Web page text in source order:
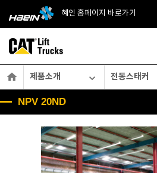
혜인 홈페이지 바로가기
 제품소개  전동스태커
NPV 20ND